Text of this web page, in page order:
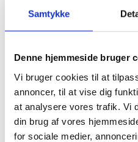
Samtykke
Denne hjemmeside bruger
Vi bruger cookies til at
annoncer, til at vise dig
at analysere vores trafik. Vi
din brug af vores
for sociale medier,
mangler censorer til de
tid udveksler med samtlige
Download
(pdf)
Download